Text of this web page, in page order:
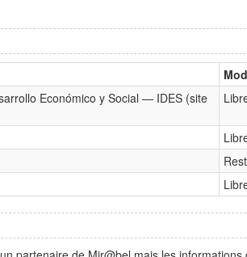
Económico y Social — IDES (site